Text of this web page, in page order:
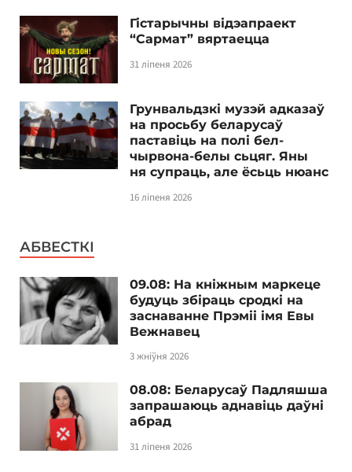
Гістарычны відэапраект
“Сармат” вяртаецца
31 ліпеня 2026
Грунвальдзкі музэй адказаў
на просьбу беларусаў
паставіць на полі бел-
чырвона-белы сьцяг. Яны
ня супраць, але ёсьць нюанс
16 ліпеня 2026
АБВЕСТКІ
09.08: На кніжным маркеце
будуць збіраць сродкі на
заснаванне Прэміі імя Евы
Вежнавец
3 жніўня 2026
08.08: Беларусаў Падляшша
запрашаюць аднавіць даўні
абрад
31 ліпеня 2026